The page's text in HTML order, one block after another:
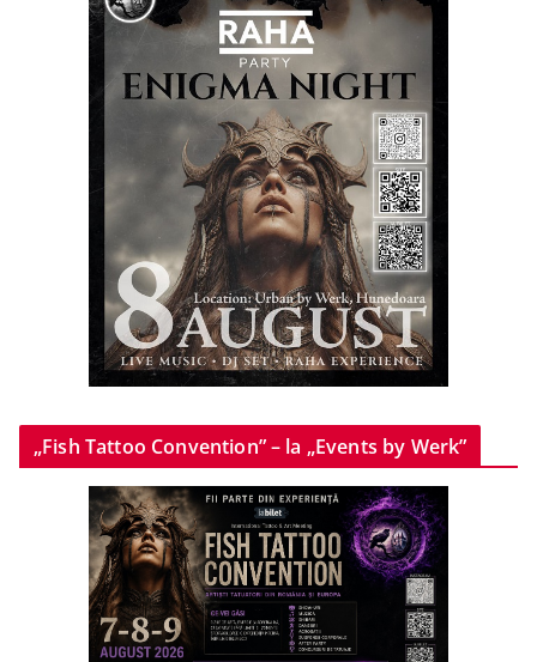
„Fish Tattoo Convention” – la „Events by Werk”